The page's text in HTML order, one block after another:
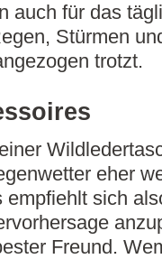
auch für das
Stürmen
trotzt.
eher
empfiehlt sich
Freund.